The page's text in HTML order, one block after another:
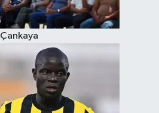
Çankaya